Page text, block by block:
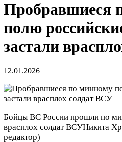
Пробравшиеся
полю
застали
12.01.2026
Бойцы ВС России прошли по
врасплох солдат ВСУНикита
редактор)